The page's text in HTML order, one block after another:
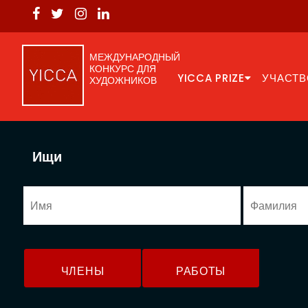
МЕЖДУНАРОДНЫЙ
КОНКУРС ДЛЯ
ХУДОЖНИКОВ
YICCA PRIZE
Ищи
ЧЛЕНЫ РАБОТЫ